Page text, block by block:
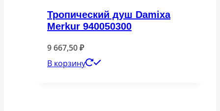
Тропический душ Damixa
Merkur 940050300
9 667,50₽
В корзину